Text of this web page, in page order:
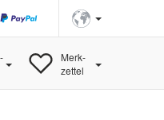
Merk-
zettel